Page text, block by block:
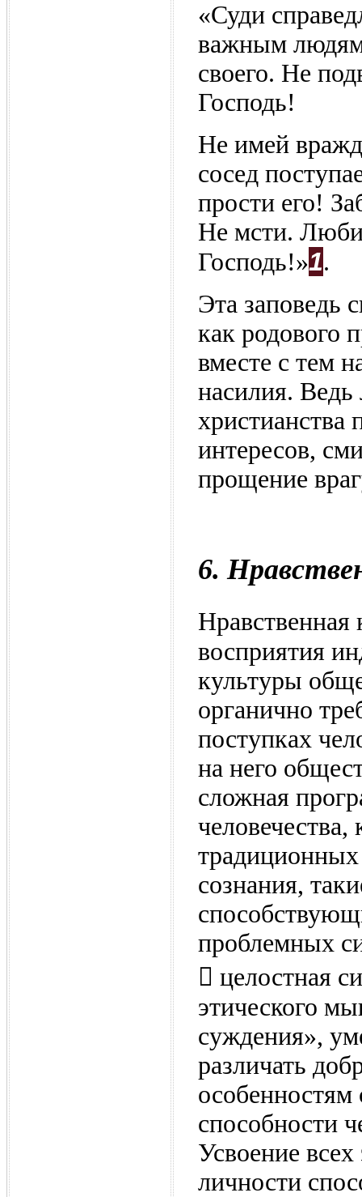
«Суди
важным
своего. Не
Господь!
Не имей
сосед
прости его!
Не мсти. Люби
Господь!»1.
Эта заповедь
как родового
вместе с тем
насилия.
христианства
интересов,
прощение
6.
Нравственная
восприятия
культуры
органично
поступках
на него
сложная
традиционных
сознания,
проблемных
 целостная
этического
суждения»,
различать
способности
Усвоение
личности